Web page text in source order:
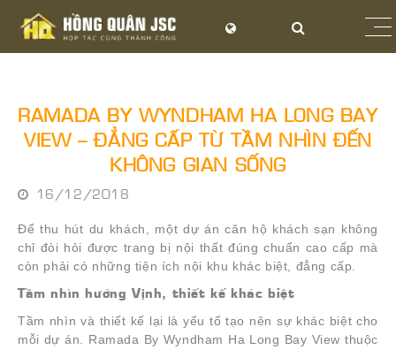
RAMADA BY WYNDHAM HA LONG BAY
VIEW – ĐẲNG CẤP TỪ TẦM NHÌN ĐẾN
KHÔNG GIAN SỐNG
16/12/2018
Để thu hút du khách, một dự án căn hộ khách sạn không
chỉ đòi hỏi được trang bị nội thất đúng chuẩn cao cấp mà
còn phải có những tiện ích nội khu khác biệt, đẳng cấp.
Tầm nhìn hướng Vịnh, thiết kế khác biệt
Tầm nhìn và thiết kế lại là yếu tố tạo nên sự khác biệt cho
mỗi dự án. Ramada By Wyndham Ha Long Bay View thuộc